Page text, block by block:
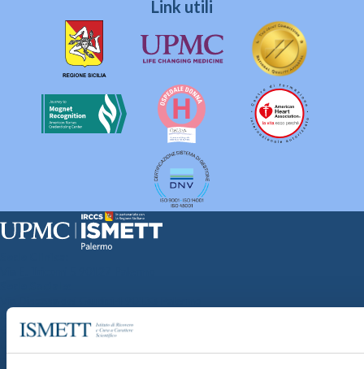
Link utili
Capitale sociale:
€2.000.000, interamente versato